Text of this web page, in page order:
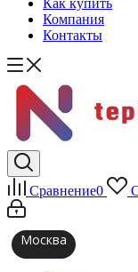
Как купить
Компания
Контакты
Сравнение0
Москва